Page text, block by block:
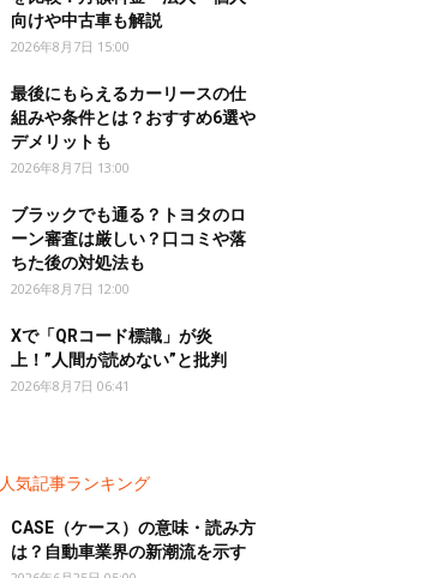
向けや中古車も解説
2026年8月7日 15:00
最後にもらえるカーリースの仕
組みや条件とは？おすすめ6選や
デメリットも
2026年8月7日 13:00
ブラックでも通る？トヨタのロ
ーン審査は厳しい？口コミや落
ちた後の対処法も
2026年8月7日 12:00
Xで「QRコード標識」が炎
上！”人間が読めない”と批判
2026年8月7日 06:41
人気記事ランキング
CASE（ケース）の意味・読み方
は？自動車業界の新潮流を示す